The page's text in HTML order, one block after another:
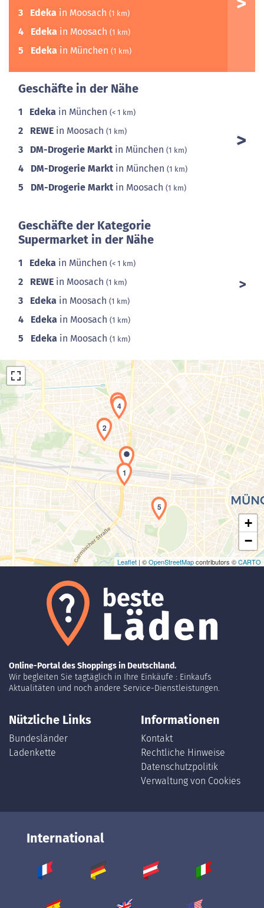
3 Edeka in Moosach (1 km)
4 Edeka in Moosach (1 km)
5 Edeka in München (1 km)
Geschäfte in der Nähe
1 Edeka in München (< 1 km)
2 REWE in Moosach (1 km)
3 DM-Drogerie Markt in München (1 km)
4 DM-Drogerie Markt in München (1 km)
5 DM-Drogerie Markt in Moosach (1 km)
Geschäfte der Kategorie
Supermarket in der Nähe
1 Edeka in München (< 1 km)
2 REWE in Moosach (1 km)
3 Edeka in Moosach (1 km)
4 Edeka in Moosach (1 km)
5 Edeka in Moosach (1 km)
Laden der Karte...
1
2
34
5
+
−
Leaflet | ©OpenStreetMapcontributors ©CARTO
Online-Portal des Shoppings in Deutschland.
Wir begleiten Sie tagtäglich in Ihre Einkäufe : Einkaufs
Aktualitäten und noch andere Service-Dienstleistungen.
Nützliche Links
Bundesländer
Ladenkette
Informationen
Kontakt
Rechtliche Hinweise
Datenschutzpolitik
Verwaltung von Cookies
International